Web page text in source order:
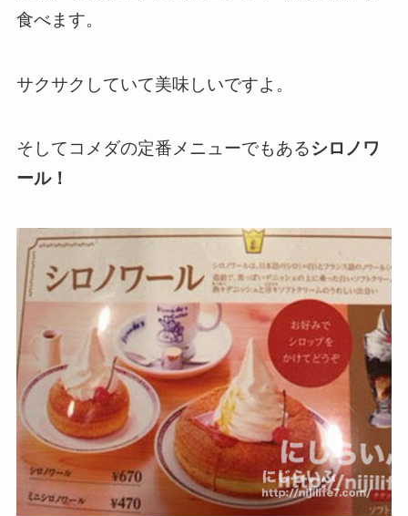
食べます。
サクサクしていて美味しいですよ。
そしてコメダの定番メニューでもあるシロノワ
ール！